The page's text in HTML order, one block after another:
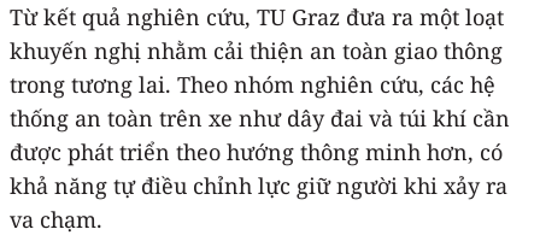
Từ kết quả nghiên cứu, TU Graz đưa ra một loạt
khuyến nghị nhằm cải thiện an toàn giao thông
trong tương lai. Theo nhóm nghiên cứu, các hệ
thống an toàn trên xe như dây đai và túi khí cần
được phát triển theo hướng thông minh hơn, có
khả năng tự điều chỉnh lực giữ người khi xảy ra
va chạm.